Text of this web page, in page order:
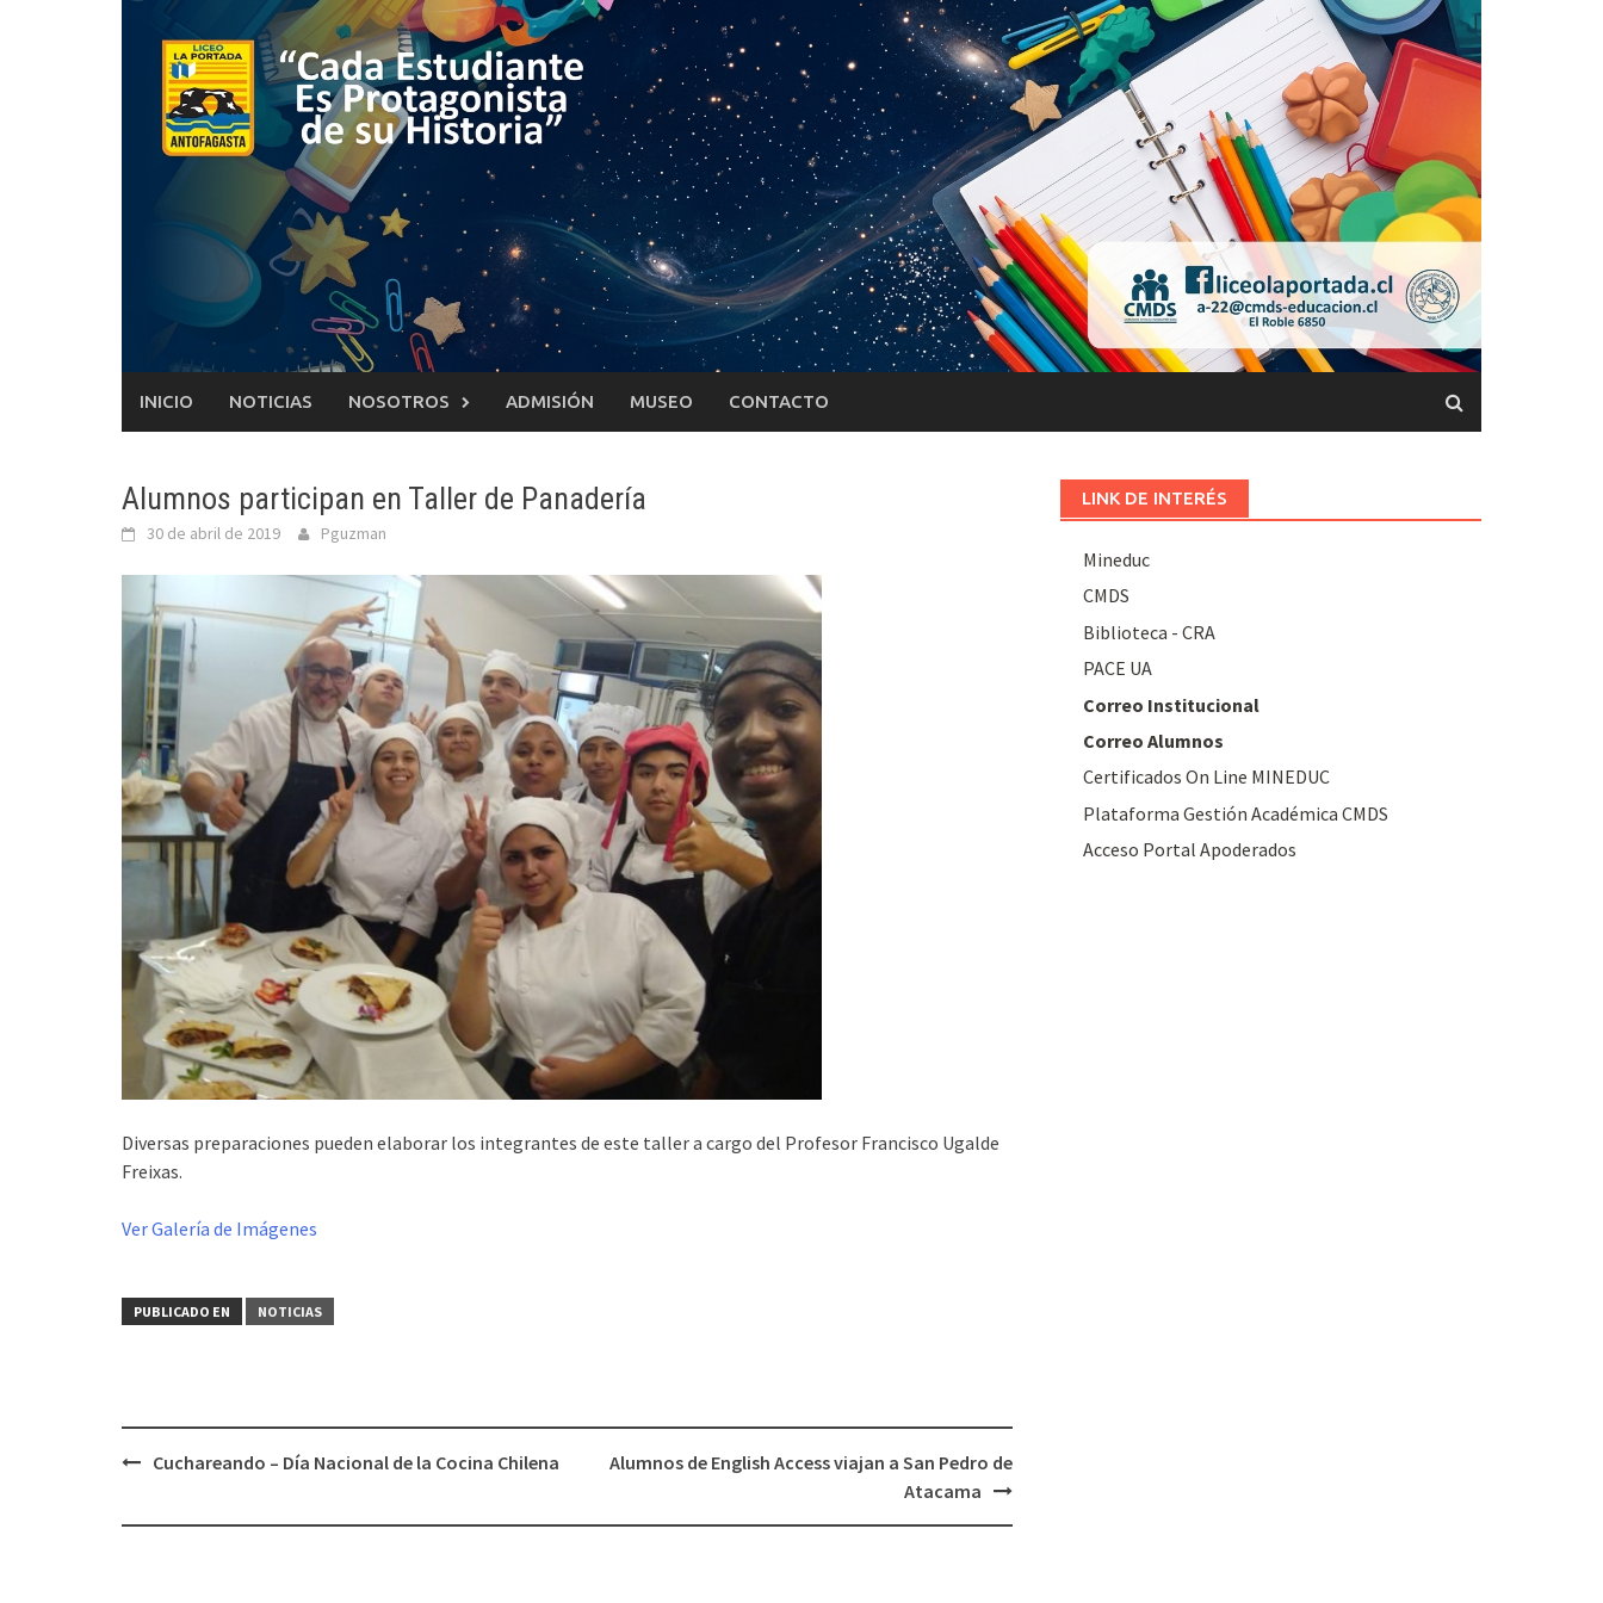
INICIO NOTICIAS NOSOTROS ADMISIÓN MUSEO CONTACTO
Alumnos participan en Taller de Panadería
30 de abril de 2019 Pguzman
Diversas preparaciones pueden elaborar los integrantes de este taller a cargo del Profesor Francisco Ugalde
Freixas.
Ver Galería de Imágenes
PUBLICADO EN NOTICIAS
Navegación
Cuchareando – Día Nacional de la Cocina Chilena
Alumnos de English Access viajan a San Pedro de
Atacama
LINK DE INTERÉS
Mineduc
CMDS
Biblioteca - CRA
PACE UA
Correo Institucional
Correo Alumnos
Certificados On Line MINEDUC
Plataforma Gestión Académica CMDS
Acceso Portal Apoderados